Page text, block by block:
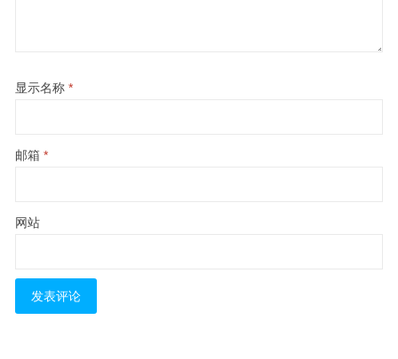
显示名称 *
邮箱 *
网站